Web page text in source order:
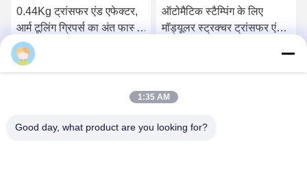
0.44Kg ट्रांसफर एंड एफेक्टर,
आर्म टूलिंग ग्रिपर्स का अंत फास्ट
ओपनिंग और क्लोजिंग एक्शन
सबसे अच्छी कीमत पाएं
ऑटोमैटिक स्टैम्पिंग के लिए
मॉड्यूलर स्ट्रक्चर ट्रांसफर एंड
सबसे अच्छी कीमत पाएं
1:35 AM
Good day, what product are you looking for?